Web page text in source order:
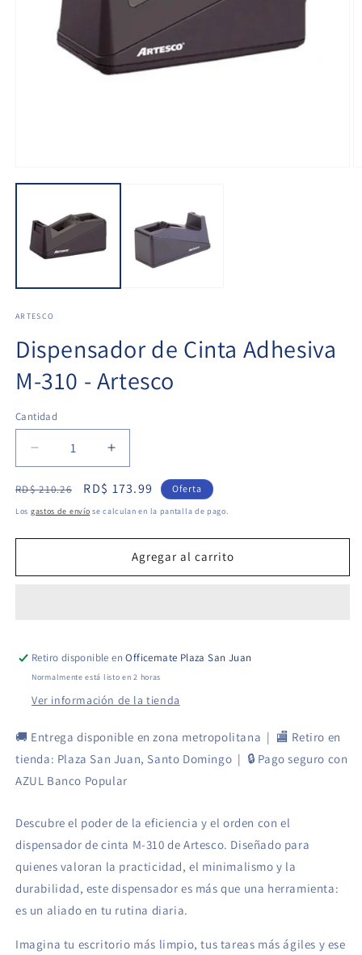
ARTESCO
Dispensador de Cinta Adhesiva
M-310 - Artesco
Cantidad
Cantidad
Reducir
cantidad
para
Dispensador
Cinta
M-
Aumentar
cantidad
para
Dispensador
Cinta
Adhesiva
M-
Precio
habitual
RD$ 210.26
Precio
de
RD$ 173.99 Oferta
Los gastos de envío se calculan en la pantalla de pago.
Agregar al carrito
Retiro disponible enOfficemate Plaza San Juan
Normalmente está listo en 2 horas
Ver información de la tienda
🚚 Entrega disponible en zona metropolitana | 🏬 Retiro en
tienda: Plaza San Juan, Santo Domingo | 🔒 Pago seguro con
AZUL Banco Popular
Descubre el poder de la eficiencia y el orden con el
dispensador de cinta M-310 de Artesco. Diseñado para
quienes valoran la practicidad, el minimalismo y la
durabilidad, este dispensador es más que una herramienta:
es un aliado en tu rutina diaria.
Imagina tu escritorio más limpio, tus tareas más ágiles y ese